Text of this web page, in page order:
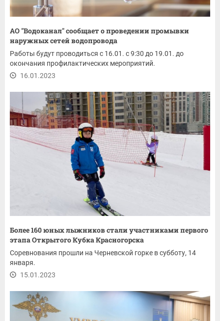
АО "Водоканал" сообщает о проведении промывки
наружных сетей водопровода
Работы будут проводиться с 16.01. с 9:30 до 19.01. до
окончания профилактических мероприятий.
16.01.2023
Более 160 юных лыжников стали участниками первого
этапа Открытого Кубка Красногорска
Соревнования прошли на Черневской горке в субботу, 14
января.
15.01.2023